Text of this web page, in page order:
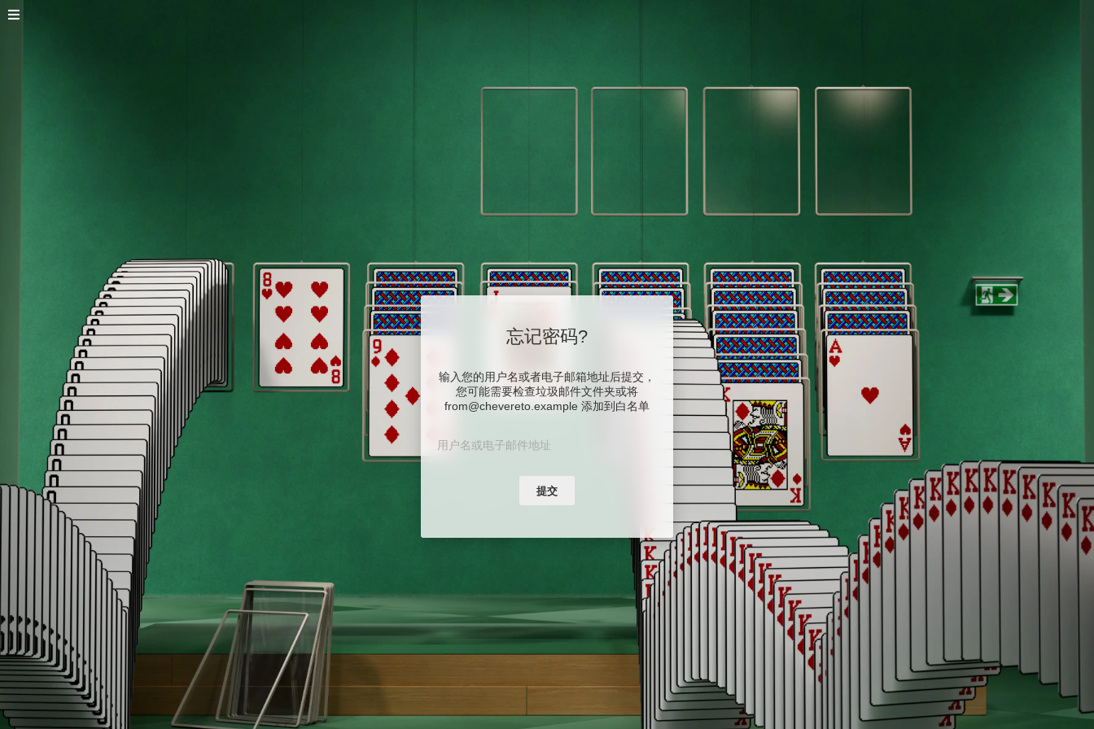
忘记密码?
输入您的用户名或者电子邮箱地址后提交，
您可能需要检查垃圾邮件文件夹或将
from@chevereto.example 添加到白名单
提交